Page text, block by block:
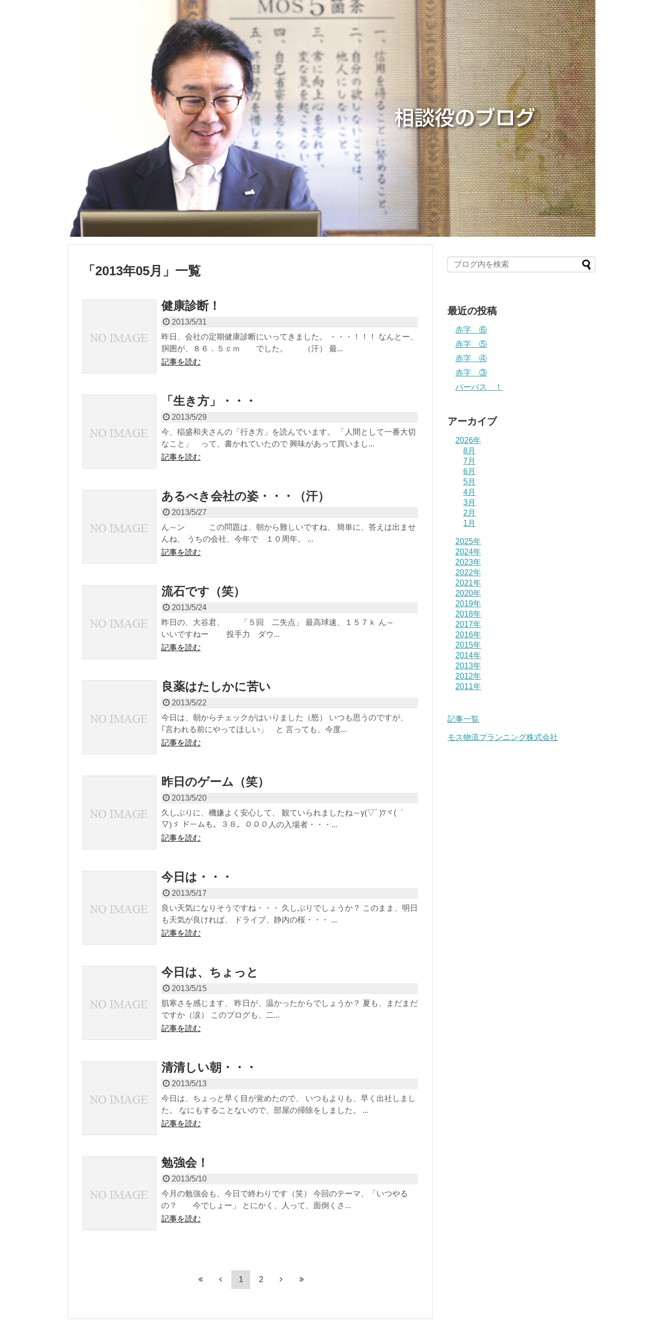
「 2013年05月 」 一覧
健康診断！
2013/5/31
昨日、会社の定期健康診断にいってきました。 ・・・！！！ なんとー、
胴囲が、８６．５ｃｍ でした。 （汗） 最...
記事を読む
「生き方」・・・
2013/5/29
今、稲盛和夫さんの「行き方」を読んでいます。 「人間として一番大切
なこと」 って、書かれていたので 興味があって買いまし...
記事を読む
あるべき会社の姿・・・（汗）
2013/5/27
ん～ン この問題は、朝から難しいですね、 簡単に、答えは出ませ
んね、 うちの会社、今年で １０周年。 ...
記事を読む
流石です（笑）
2013/5/24
昨日の、大谷君、 「５回 二失点」 最高球速、１５７ｋ ん～
いいですねー 投手力 ダウ...
記事を読む
良薬はたしかに苦い
2013/5/22
今日は、朝からチェックがはいりました（怒） いつも思うのですが、
｢言われる前にやってほしい」 と 言っても、今度...
記事を読む
昨日のゲーム（笑）
2013/5/20
久しぶりに、機嫌よく安心して、 観ていられましたね～γ(▽´ )ﾂヾ( ｀
▽)ゞ ドームも、３８，０００人の入場者・・・...
記事を読む
今日は・・・
2013/5/17
良い天気になりそうですね・・・ 久しぶりでしょうか？ このまま、明日
も天気が良ければ、 ドライブ、静内の桜・・・ ...
記事を読む
今日は、ちょっと
2013/5/15
肌寒さを感じます、 昨日が、温かったからでしょうか？ 夏も、まだまだ
ですか（涙） このブログも、二...
記事を読む
清清しい朝・・・
2013/5/13
今日は、ちょっと早く目が覚めたので、 いつもよりも、早く出社しまし
た。 なにもすることないので、部屋の掃除をしました。 ...
記事を読む
勉強会！
2013/5/10
今月の勉強会も、今日で終わりです（笑） 今回のテーマ、「いつやる
の？ 今でしょー」 とにかく、人って、面倒くさ...
記事を読む
1 2
最近の投稿
赤字 ⑥
赤字 ⑤
赤字 ④
赤字 ③
パーパス ！
アーカイブ
2026年
8月
7月
6月
5月
4月
3月
2月
1月
2025年
2024年
2023年
2022年
2021年
2020年
2019年
2018年
2017年
2016年
2015年
2014年
2013年
2012年
2011年
記事一覧
モス物流プランニング株式会社